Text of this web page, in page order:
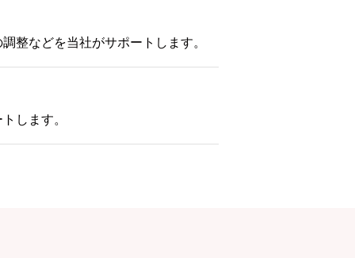
整などを当社がサポートします。
します。